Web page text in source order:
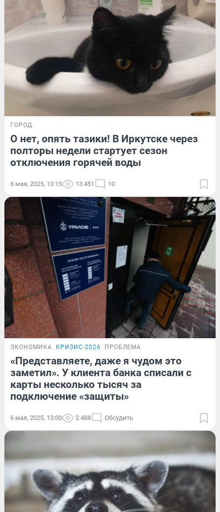
ГОРОД
О нет, опять тазики! В Иркутске через
полторы недели стартует сезон
отключения горячей воды
6 мая, 2025, 13:15 13 451 10
ЭКОНОМИКА КРИЗИС-2026 ПРОБЛЕМА
«Представляете, даже я чудом это
заметил». У клиента банка списали с
карты несколько тысяч за
подключение «защиты»
6 мая, 2025, 13:00 2 488 Обсудить